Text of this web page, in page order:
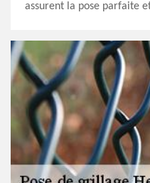
assurent la pose parfaite